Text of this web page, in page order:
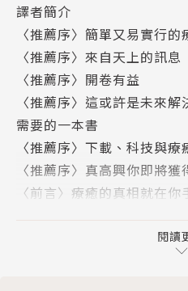
的胸膛，開口說：「肺‧癌
「肺癌」兩個字都說不清楚
端端的，所以家人為此震驚
光，證實果真罹患肺癌。之
能清楚知道對方的身心健
改善。
對自己的這項天賦異能，他
避，到完全臣服，進而將此
知的大量療癒資訊公諸於世
譯者簡介
〈推薦序〉簡單又易實行
〈推薦序〉來自天上的訊息
〈推薦序〉開卷有益
〈推薦序〉這或許是未來
需要的一本書
〈推薦序〉下載、科技與療
〈推薦序〉真高興你即將
〈前言〉療癒的真相就在你
第 1 章 我就這樣成了醫療
閱讀